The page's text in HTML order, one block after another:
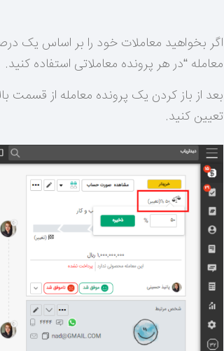
اگر بخواهید معاملات خود را بر اساس یک
معامله “در هر پرونده معاملاتی استفاده کنید.
بعد از باز کردن یک پرونده معامله از
تعیین کنید.